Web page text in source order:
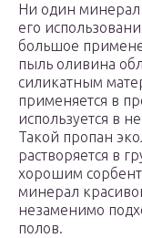
Ни один минерал
его
большое
пыль оливина
силикатным
применяется в
используется в
Такой пропан
растворяется в
хорошим
минерал
незаменимо
полов.